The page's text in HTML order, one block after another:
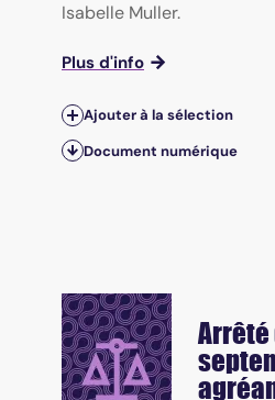
Isabelle Muller.
Plus d'info
Ajouter à la sélection
Document numérique
Arrêté